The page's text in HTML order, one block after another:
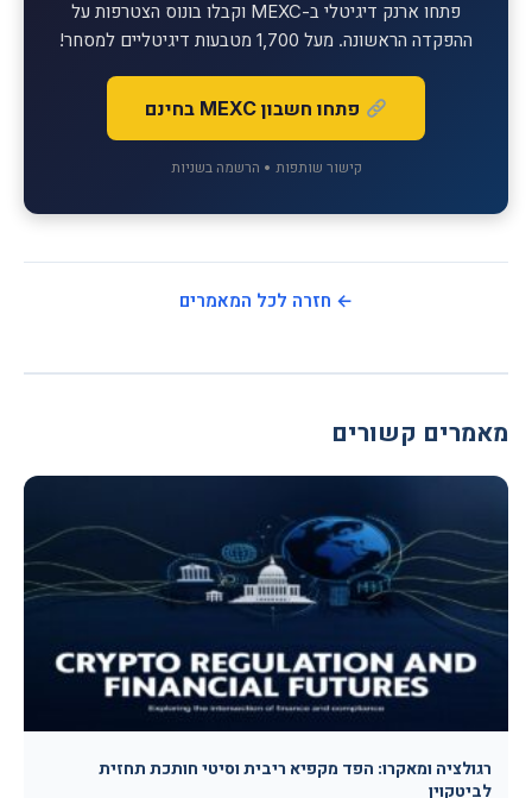
פתחו ארנק דיגיטלי ב-MEXC וקבלו בונוס הצטרפות על
ההפקדה הראשונה. מעל 1,700 מטבעות דיגיטליים למסחר!
פתחו חשבון MEXC בחינם
קישור שותפות • הרשמה בשניות
← חזרה לכל המאמרים
מאמרים קשורים
רגולציה ומאקרו: הפד מקפיא ריבית וסיטי חותכת תחזית
לביטקוין